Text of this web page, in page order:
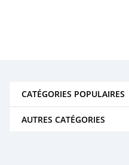
CATÉGORIES POPULAIRES
AUTRES CATÉGORIES